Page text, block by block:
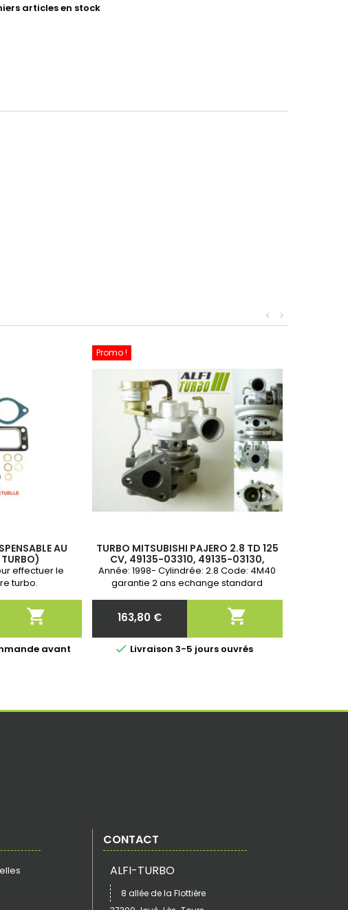
articles en stock
>
<
AU
effectuer le
turbo.

avant
Promo !
TURBO MITSUBISHI PAJERO 2.8 TD 125
CV, 49135-03310, 49135-03130,
4913503310, 4913503130, MD202579,
MD202578
Année: 1998- Cylindrée: 2.8 Code: 4M40
garantie 2 ans echange standard
Prix
163,80 € 
 Livraison 3-5 jours ouvrés
CONTACT
ALFI-TURBO
8 allée de la Flottière